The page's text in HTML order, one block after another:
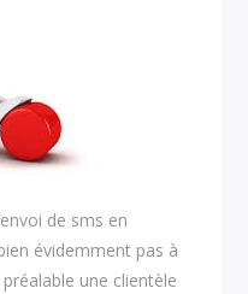
de sms en
évidemment pas à
une clientèle